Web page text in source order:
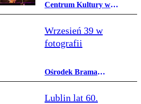
Centrum Kultury w
Lublinie
Wrzesień 39 w
fotografii
Ośrodek Brama
Grodzka - Teatr NN
Lublin lat 60.